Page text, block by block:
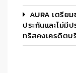
AURA เตรีย
ประกันและไม่มี
ทริสคงเครดิตบ